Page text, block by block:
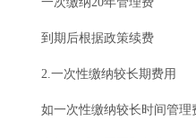
到期后根据政策续费
2.一次性缴纳较长期费用
如一次性缴纳较长时间管理